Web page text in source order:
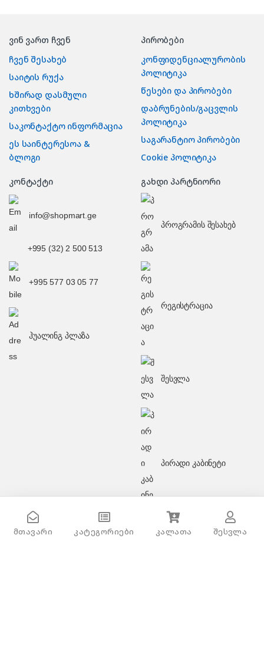
ვინ ვართ ჩვენ
ჩვენ შესახებ
საიტის რუქა
ხშირად დასმული
კითხვები
საკონტაქტო ინფორმაცია
ეს საინტერესოა &
ბლოგი
პირობები
კონფიდენციალურობის
პოლიტიკა
წესები და პირობები
დაბრუნების/გაცვლის
პოლიტიკა
საგარანტიო პირობები
Cookie პოლიტიკა
კონტაქტი
info@shopmart.ge
+995 (32) 2 500 513
+995 577 03 05 77
ჰუალინგ პლაზა
გახდი პარტნიორი
პროგრამის შესახებ
რეგისტრაცია
შესვლა
პირადი კაბინეტი
მთავარი კატეგორიები კალათა შესვლა